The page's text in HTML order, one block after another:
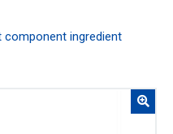
ingredient